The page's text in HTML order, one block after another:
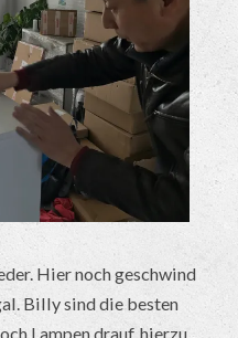
Hier noch geschwind
Billy sind die besten
Lampen drauf, hierzu